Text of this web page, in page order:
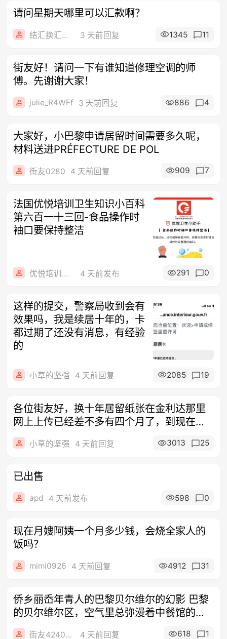
请问星期天哪里可以汇款啊？
结汇换汇电汇 3 天前回复 1345 11
街友好！请问一下有谁知道修理空调的师
傅。先谢谢大家！
julie_R4WFf 3 天前回复 886 4
大家好，小巴黎申请居留时间需要多久呢，
材料送进PRÉFECTURE DE POL
街友0280 4 天前回复 909 7
法国优悦培训卫生知识小百科
第六百一十三回-食品操作时
袖口要保持整洁
优悦培训咨询 4 天前发布 291 0
这样的提交，警察局收到会有
效果吗，我是续居十年的，卡
都过期了还没有消息，有经验
的
小草的坚强 4 天前回复 2085 19
各位街友好，换十年居留纸张在金利达那里
网上上传已经差不多有四个月了，到现在一
点消
小草的坚强 4 天前回复 3013 25
已出售
apd 4 天前发布 598 0
现在月嫂阿姨一个月多少钱，会烧全家人的
饭吗？
mimi0926 4 天前回复 4912 31
侨乡丽岙年青人的巴黎贝尔维尔的幻影 巴黎
的贝尔维尔区，空气里总弥漫着中餐馆的油
烟
街友42408312 4 天前回复 618 1